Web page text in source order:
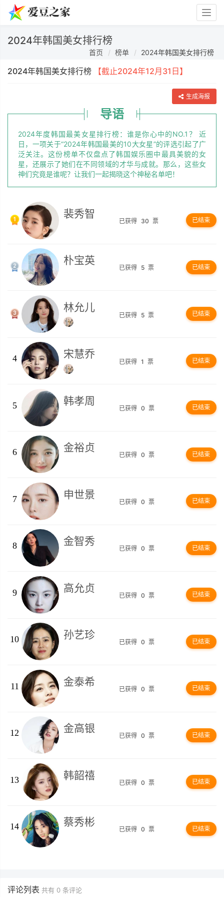
2024年韩国美女排行榜
首页 榜单 2024年韩国美女排行榜
2024年韩国美女排行榜 【截止2024年12月31日】
生成海报
导语
2024年度韩国最美女星排行榜：谁是你心中的NO.1？ 近
日，一项关于“2024年韩国最美的10大女星”的评选引起了广
泛关注。这份榜单不仅盘点了韩国娱乐圈中最具美貌的女
星，还展示了她们在不同领域的才华与成就。那么，这些女
神们究竟是谁呢？让我们一起揭晓这个神秘名单吧！
裴秀智
已获得 30 票 已结束
朴宝英
已获得 5 票 已结束
林允儿
已获得 5 票 已结束
4 宋慧乔
已获得 1 票 已结束
5 韩孝周
已获得 0 票 已结束
6 金裕贞
已获得 0 票 已结束
7 申世景
已获得 0 票 已结束
8 金智秀
已获得 0 票 已结束
9 高允贞
已获得 0 票 已结束
10 孙艺珍
已获得 0 票 已结束
11 金泰希
已获得 0 票 已结束
12 金高银
已获得 0 票 已结束
13 韩韶禧
已获得 0 票 已结束
14 蔡秀彬
已获得 0 票 已结束
评论列表 共有 0 条评论